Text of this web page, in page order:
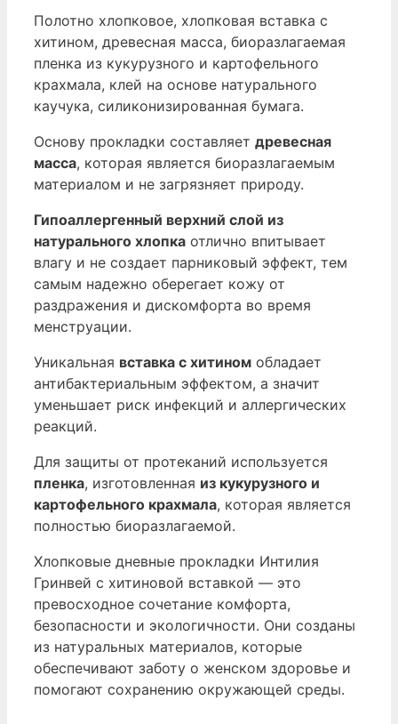
Полотно хлопковое, хлопковая вставка с
хитином, древесная масса, биоразлагаемая
пленка из кукурузного и картофельного
крахмала, клей на основе натурального
каучука, силиконизированная бумага.
Основу прокладки составляет древесная
масса, которая является биоразлагаемым
материалом и не загрязняет природу.
Гипоаллергенный верхний слой из
натурального хлопка отлично впитывает
влагу и не создает парниковый эффект, тем
самым надежно оберегает кожу от
раздражения и дискомфорта во время
менструации.
Уникальная вставка с хитином обладает
антибактериальным эффектом, а значит
уменьшает риск инфекций и аллергических
реакций.
Для защиты от протеканий используется
пленка, изготовленная из кукурузного и
картофельного крахмала, которая является
полностью биоразлагаемой.
Хлопковые дневные прокладки Интилия
Гринвей с хитиновой вставкой — это
превосходное сочетание комфорта,
безопасности и экологичности. Они созданы
из натуральных материалов, которые
обеспечивают заботу о женском здоровье и
помогают сохранению окружающей среды.